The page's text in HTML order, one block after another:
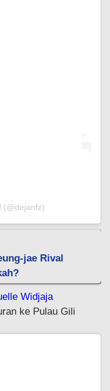
(@dejanfz)
jae Rival
Widjaja
ke Pulau Gili